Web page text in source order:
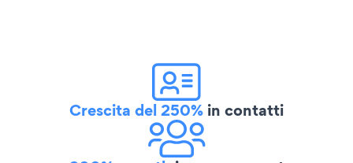
Crescita del 250% in contatti